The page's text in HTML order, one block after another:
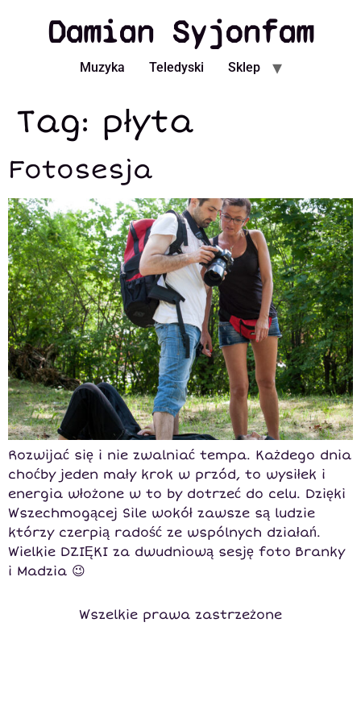
Damian Syjonfam
Muzyka Teledyski Sklep
Tag: płyta
Fotosesja
Rozwijać się i nie zwalniać tempa. Każdego dnia
choćby jeden mały krok w przód, to wysiłek i
energia włożone w to by dotrzeć do celu. Dzięki
Wszechmogącej Sile wokół zawsze są ludzie
którzy czerpią radość ze wspólnych działań.
Wielkie DZIĘKI za dwudniową sesję foto Branky
i Madzia 😉
Wszelkie prawa zastrzeżone